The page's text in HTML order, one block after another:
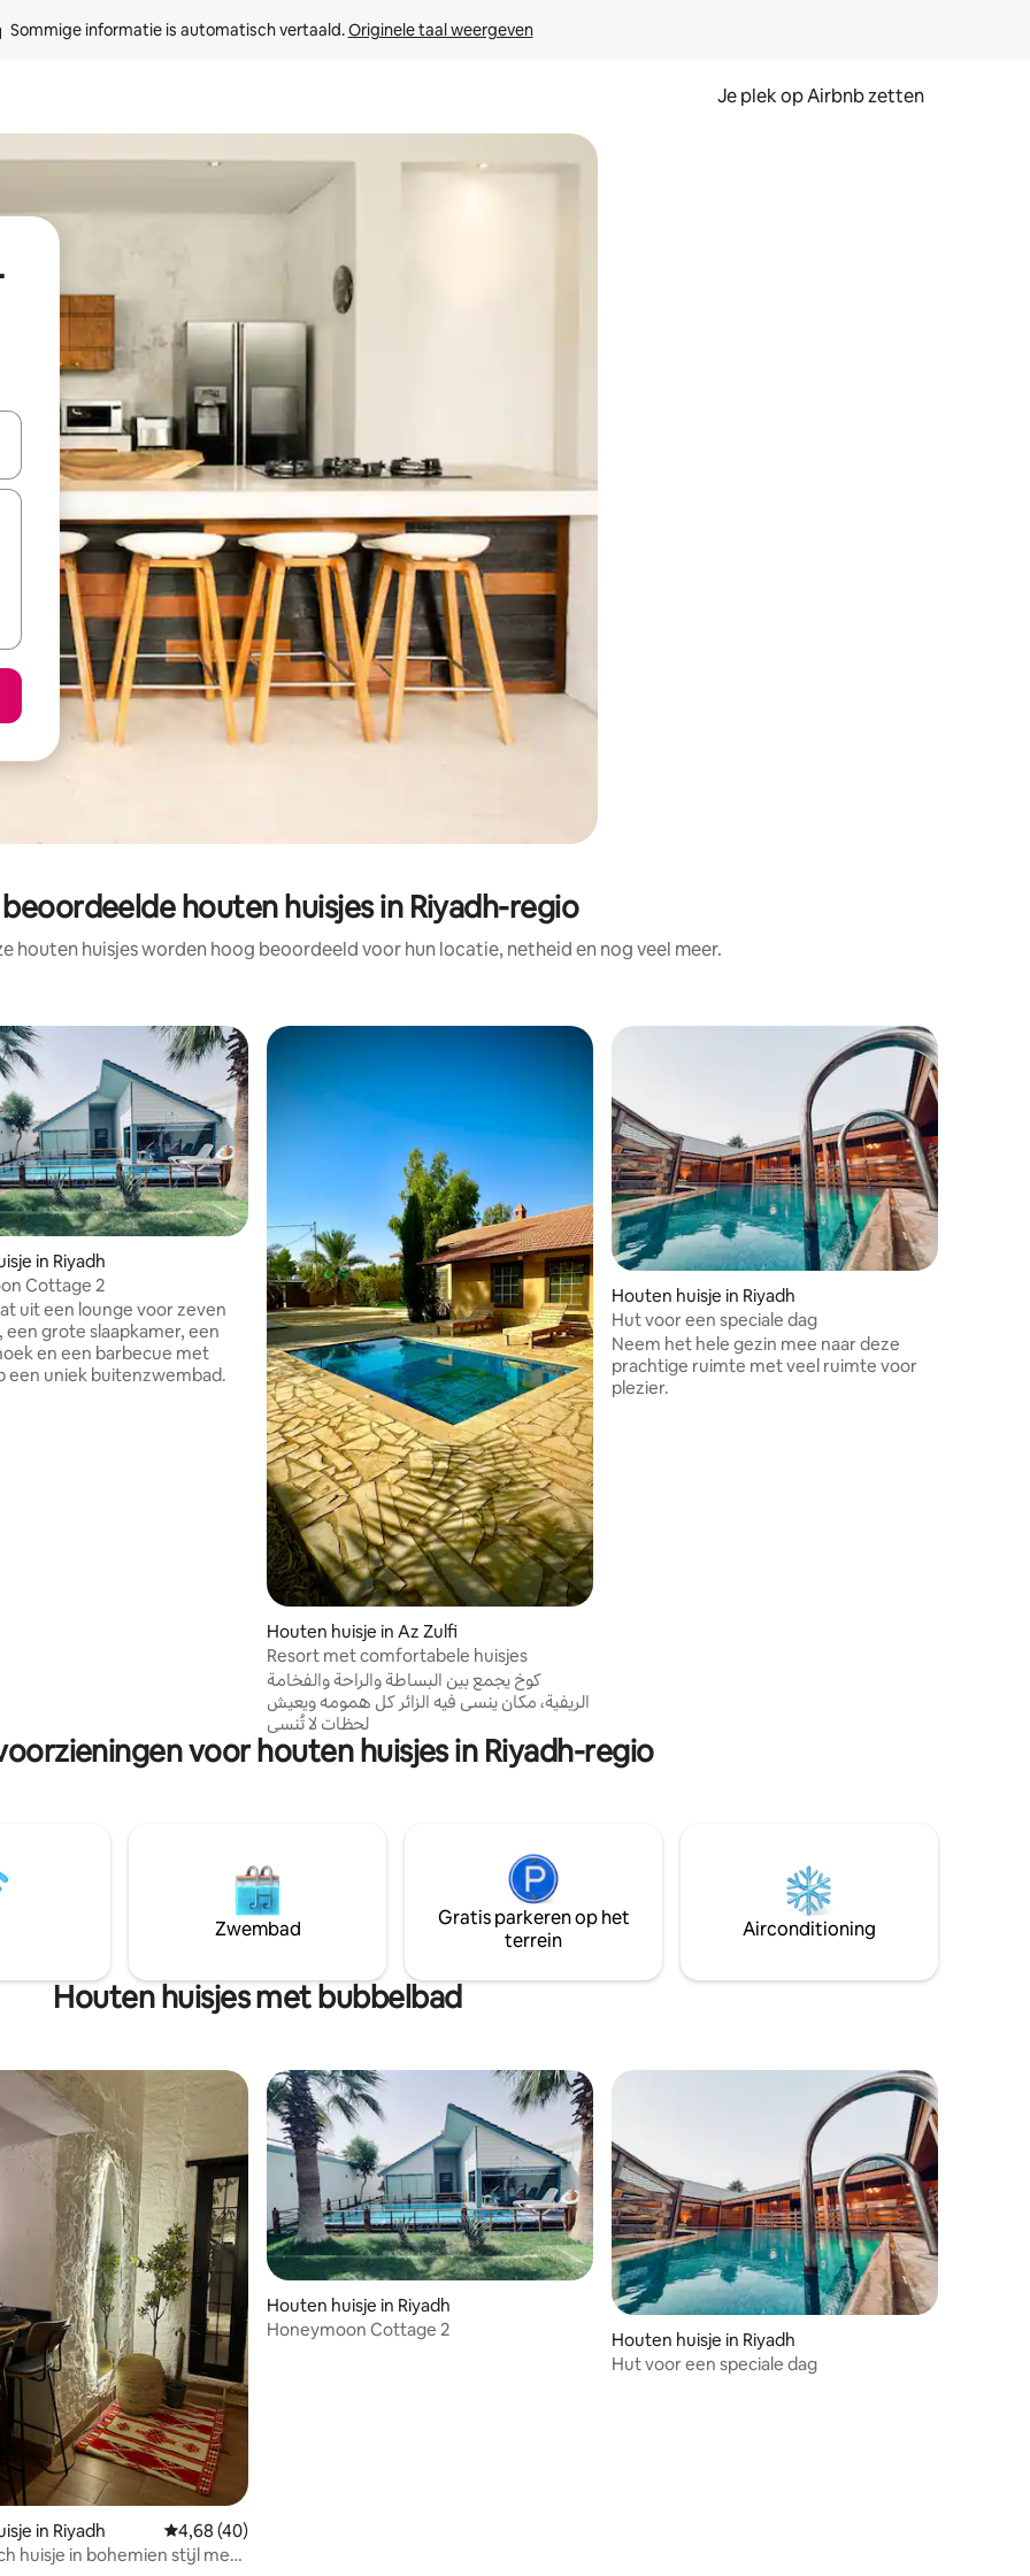
Sommige informatie is automatisch vertaald. Originele taal weergeven
Je plek op Airbnb zetten
keuze met je de pijltjestoetsen omhoog en omlaag, óf door te tikken of swipen.
houten huisjes in Riyadh-regio
houten huisjes worden hoog beoordeeld voor hun locatie, netheid en nog veel meer.
van 4,68 op 5, 40 recensies
in Riyadh
Cottage 2
uit een lounge voor zeven
een grote slaapkamer, een
en een barbecue met
een uniek buitenzwembad.
Houten huisje in Az Zulfi
Resort met comfortabele huisjes
كوخ يجمع بين البساطة والراحة والفخامة
الريفية، مكان ينسى فيه الزائر كل همومه ويعيش
لحظات لا تُنسى
Houten huisje in Riyadh
Hut voor een speciale dag
Neem het hele gezin mee naar deze
prachtige ruimte met veel ruimte voor
plezier.
voor houten huisjes in Riyadh-regio
Zwembad
Gratis parkeren op het
terrein
Airconditioning
Houten huisjes met bubbelbad
in Riyadh Gemiddelde beoordeling van 4,68 op 5, 40 recensies
4,68 (40)
huisje in bohemien stijl met
Houten huisje in Riyadh
Honeymoon Cottage 2
Houten huisje in Riyadh
Hut voor een speciale dag